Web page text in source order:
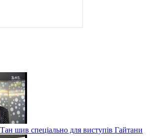
шив спеціально для виступів Гайтани